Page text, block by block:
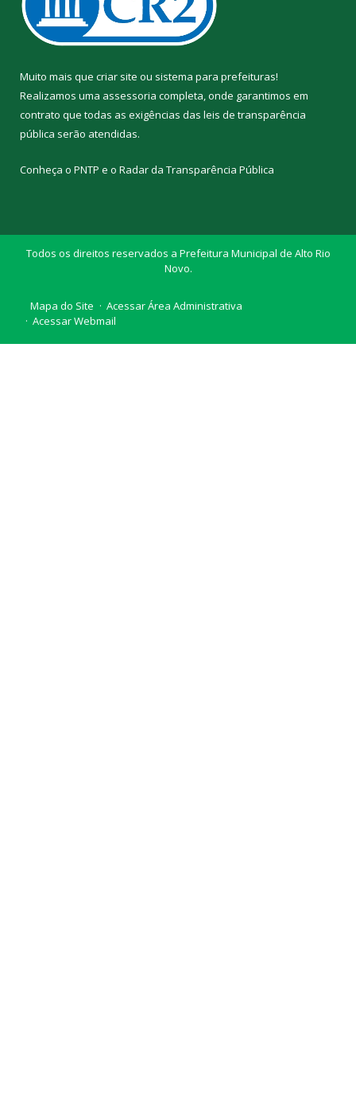
Muito mais que criar site ou sistema para prefeituras!
Realizamos uma assessoria completa, onde garantimos em
contrato que todas as exigências das leis de transparência
pública serão atendidas.
Conheça o PNTP e o Radar da Transparência Pública
Todos os direitos reservados a Prefeitura Municipal de Alto Rio
Novo.
Mapa do Site
Acessar Área Administrativa
Acessar Webmail